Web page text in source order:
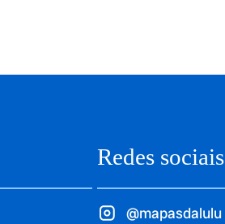
Redes sociais
@mapasdalulu